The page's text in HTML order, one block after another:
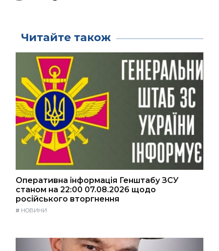
Читайте також
Оперативна інформація Генштабу ЗСУ
станом на 22:00 07.08.2026 щодо
російського вторгнення
# НОВИНИ